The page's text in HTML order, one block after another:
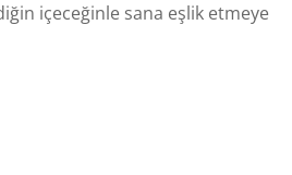
içeceğinle sana eşlik etmeye